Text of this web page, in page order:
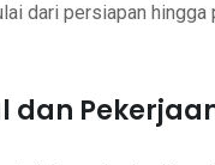
dari persiapan
dan